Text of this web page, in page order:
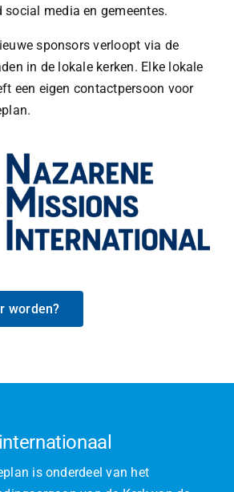
social media en gemeentes.
sponsors verloopt via de
in de lokale kerken. Elke lokale
een eigen contactpersoon voor
worden?
is onderdeel van het